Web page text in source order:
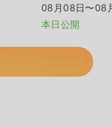
08月08日〜08
本日公開